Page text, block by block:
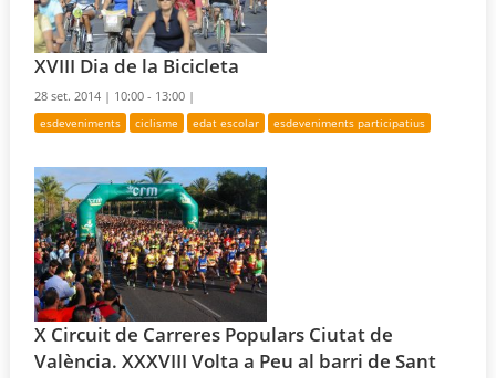
XVIII Dia de la Bicicleta
28 set. 2014 | 10:00 - 13:00 |
esdeveniments ciclisme edat escolar esdeveniments participatius
X Circuit de Carreres Populars Ciutat de
València. XXXVIII Volta a Peu al barri de Sant